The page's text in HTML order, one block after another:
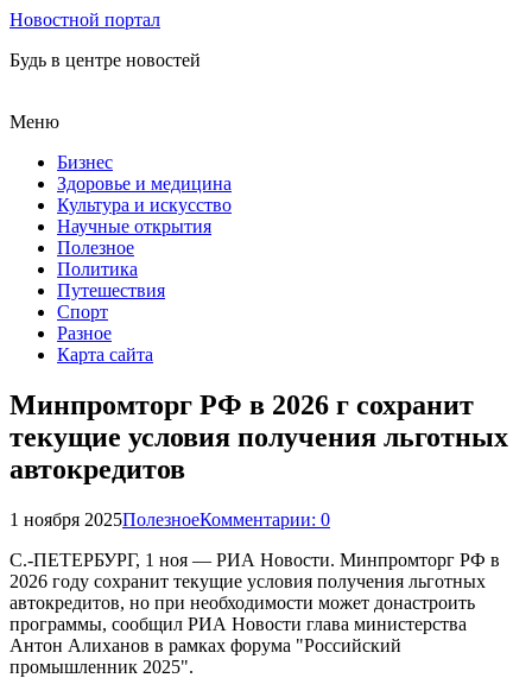
Новостной портал
Будь в центре новостей
Меню
Бизнес
Здоровье и медицина
Культура и искусство
Научные открытия
Полезное
Политика
Путешествия
Спорт
Разное
Карта сайта
Минпромторг РФ в 2026 г сохранит
текущие условия получения льготных
автокредитов
1 ноября 2025ПолезноеКомментарии: 0
С.-ПЕТЕРБУРГ, 1 ноя — РИА Новости. Минпромторг РФ в
2026 году сохранит текущие условия получения льготных
автокредитов, но при необходимости может донастроить
программы, сообщил РИА Новости глава министерства
Антон Алиханов в рамках форума "Российский
промышленник 2025"​​​.